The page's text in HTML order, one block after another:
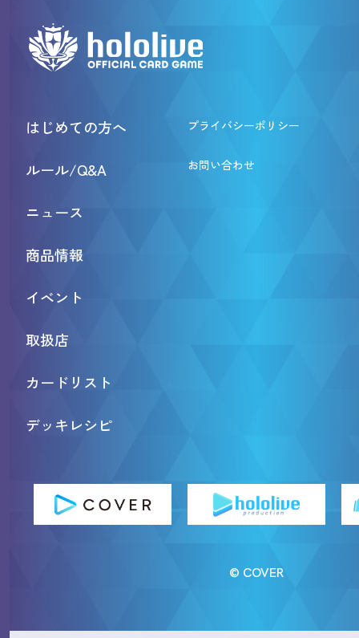
はじめての方へ
ルール/Q&A
ニュース
商品情報
イベント
取扱店
カードリスト
デッキレシピ
プライバシーポリシー
お問い合わせ
© COVER